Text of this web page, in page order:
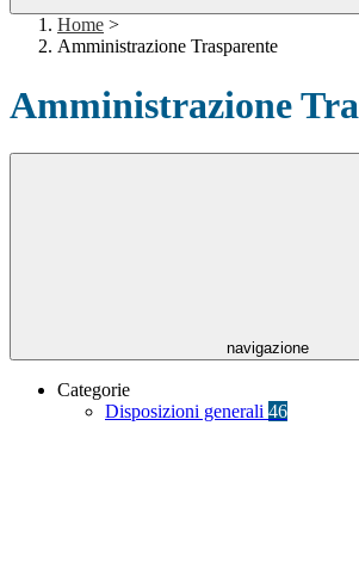
Home >
Amministrazione Trasparente
Amministrazione
navigazione
Categorie
Disposizioni generali 46